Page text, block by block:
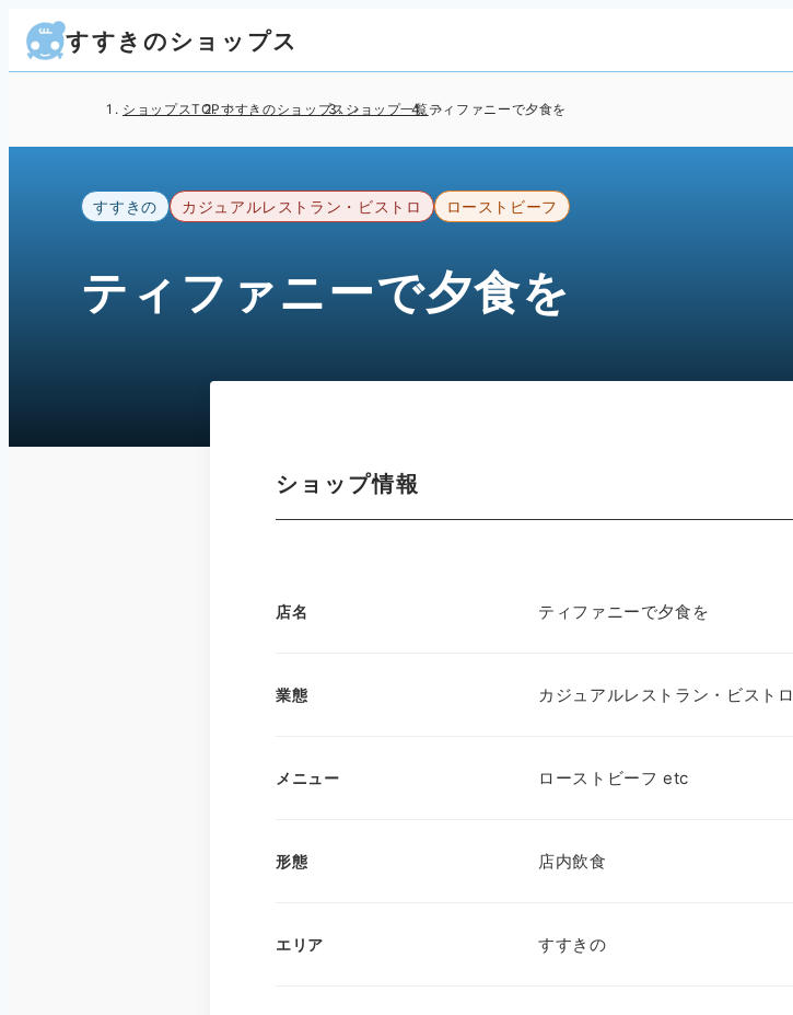
すすきのショップス
ショップスTOPすすきのショップス ショップ一覧ティファニーで夕食を
すすきの カジュアルレストラン・ビストロ ローストビーフ
ティファニーで夕食を
ショップ情報
店名 ティファニーで夕食を
業態 カジュアルレストラン・ビストロ
メニュー ローストビーフ etc
形態 店内飲食
エリア すすきの